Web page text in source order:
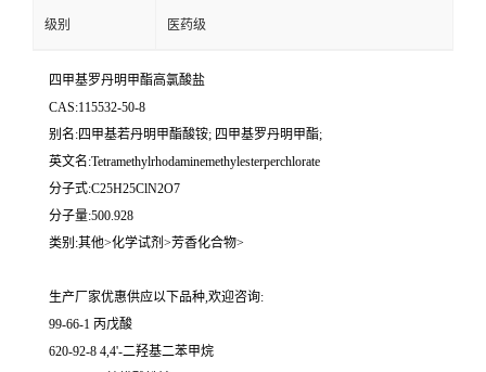
级别 医药级
四甲基罗丹明甲酯高氯酸盐
CAS:115532-50-8
别名:四甲基若丹明甲酯酸铵; 四甲基罗丹明甲酯;
英文名:Tetramethylrhodaminemethylesterperchlorate
分子式:C25H25ClN2O7
分子量:500.928
类别:其他>化学试剂>芳香化合物>
生产厂家优惠供应以下品种,欢迎咨询:
99-66-1 丙戊酸
620-92-8 4,4'-二羟基二苯甲烷